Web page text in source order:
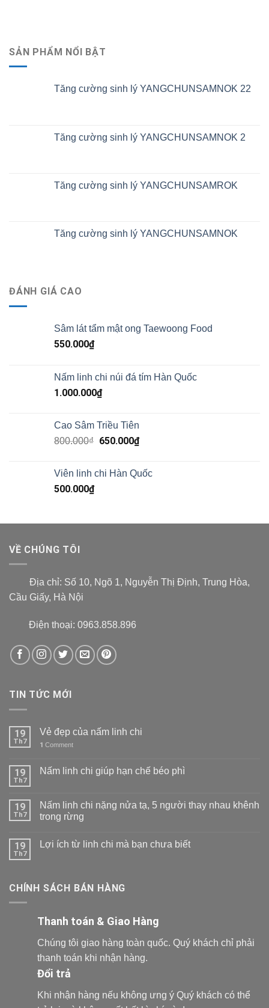
SẢN PHẨM NỔI BẬT
Tăng cường sinh lý YANGCHUNSAMNOK 22
Tăng cường sinh lý YANGCHUNSAMNOK 2
Tăng cường sinh lý YANGCHUNSAMROK
Tăng cường sinh lý YANGCHUNSAMNOK
ĐÁNH GIÁ CAO
Sâm lát tẩm mật ong Taewoong Food
550.000₫
Nấm linh chi núi đá tím Hàn Quốc
1.000.000₫
Cao Sâm Triều Tiên
800.000₫ 650.000₫
Viên linh chi Hàn Quốc
500.000₫
VỀ CHÚNG TÔI
Địa chỉ: Số 10, Ngõ 1, Nguyễn Thị Định, Trung Hòa,
Cầu Giấy, Hà Nội
Điện thoại: 0963.858.896
TIN TỨC MỚI
19
Th7
Vẻ đẹp của nấm linh chi
1 Comment
19
Th7
Nấm linh chi giúp hạn chế béo phì
19
Th7
Nấm linh chi nặng nửa tạ, 5 người thay nhau khênh
trong rừng
19
Th7
Lợi ích từ linh chi mà bạn chưa biết
CHÍNH SÁCH BÁN HÀNG
Thanh toán & Giao Hàng
Chúng tôi giao hàng toàn quốc. Quý khách chỉ phải
thanh toán khi nhận hàng.
Đổi trả
Khi nhận hàng nếu không ưng ý Quý khách có thể